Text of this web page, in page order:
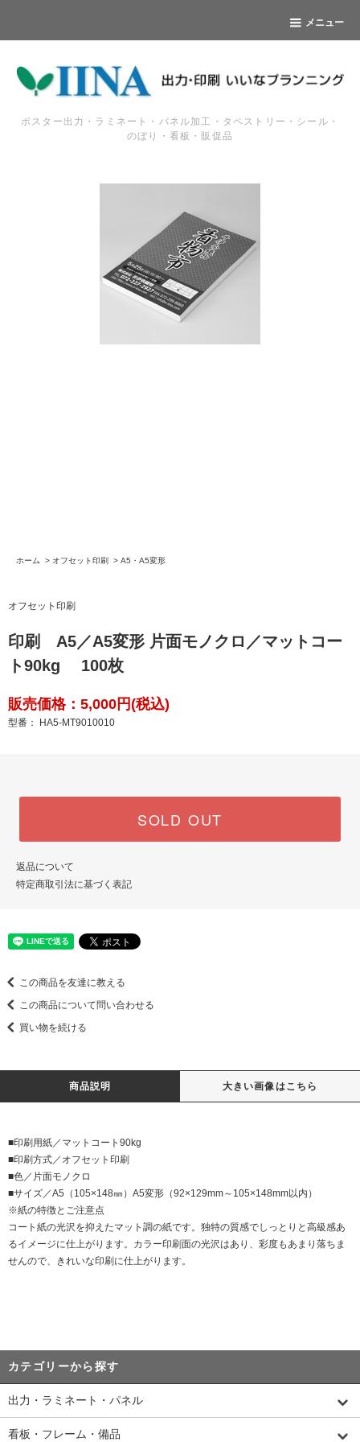
メニュー
ポスター出力・ラミネート・パネル加工・タペストリー・シール・
のぼり・看板・販促品
ホーム > オフセット印刷 > A5・A5変形
オフセット印刷
印刷 A5／A5変形 片面モノクロ／マットコー
ト90kg 100枚
販売価格：5,000円(税込)
型番： HA5-MT9010010
SOLD OUT
返品について
特定商取引法に基づく表記
この商品を友達に教える
この商品について問い合わせる
買い物を続ける
商品説明 大きい画像はこちら
■印刷用紙／マットコート90kg
■印刷方式／オフセット印刷
■色／片面モノクロ
■サイズ／A5（105×148㎜）A5変形（92×129mm～105×148mm以内）
※紙の特徴とご注意点
コート紙の光沢を抑えたマット調の紙です。独特の質感でしっとりと高級感あ
るイメージに仕上がります。カラー印刷面の光沢はあり、彩度もあまり落ちま
せんので、きれいな印刷に仕上がります。
カテゴリーから探す
出力・ラミネート・パネル
看板・フレーム・備品